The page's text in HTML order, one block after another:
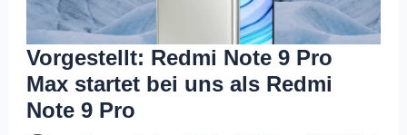
Vorgestellt: Redmi Note 9 Pro
Max startet bei uns als Redmi
Note 9 Pro